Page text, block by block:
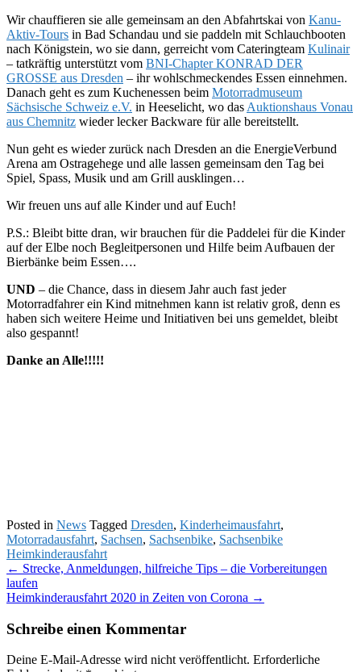
Wir chauffieren sie alle gemeinsam an den Abfahrtskai von Kanu-
Aktiv-Tours in Bad Schandau und sie paddeln mit Schlauchbooten
nach Königstein, wo sie dann, gerreicht vom Cateringteam Kulinair
– tatkräftig unterstützt vom BNI-Chapter KONRAD DER
GROSSE aus Dresden – ihr wohlschmeckendes Essen einnehmen.
Danach geht es zum Kuchenessen beim Motorradmuseum
Sächsische Schweiz e.V. in Heeselicht, wo das Auktionshaus Vonau
aus Chemnitz wieder lecker Backware für alle bereitstellt.
Nun geht es wieder zurück nach Dresden an die EnergieVerbund
Arena am Ostragehege und alle lassen gemeinsam den Tag bei
Spiel, Spass, Musik und am Grill ausklingen…
Wir freuen uns auf alle Kinder und auf Euch!
P.S.: Bleibt bitte dran, wir brauchen für die Paddelei für die Kinder
auf der Elbe noch Begleitpersonen und Hilfe beim Aufbauen der
Bierbänke beim Essen….
UND – die Chance, dass in diesem Jahr auch fast jeder
Motorradfahrer ein Kind mitnehmen kann ist relativ groß, denn es
haben sich weitere Heime und Initiativen bei uns gemeldet, bleibt
also gespannt!
Danke an Alle!!!!!
Posted in News Tagged Dresden, Kinderheimausfahrt,
Motorradausfahrt, Sachsen, Sachsenbike, Sachsenbike
Heimkinderausfahrt
Post
navigation
← Strecke, Anmeldungen, hilfreiche Tips – die Vorbereitungen
laufen
Heimkinderausfahrt 2020 in Zeiten von Corona →
Schreibe einen Kommentar
Deine E-Mail-Adresse wird nicht veröffentlicht. Erforderliche